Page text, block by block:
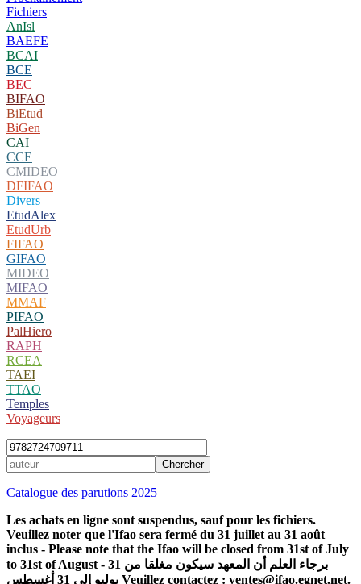
Fichiers
AnIsl
BAEFE
BCAI
BCE
BEC
BIFAO
BiEtud
BiGen
CAI
CCE
CMIDEO
DFIFAO
Divers
EtudAlex
EtudUrb
FIFAO
GIFAO
MIDEO
MIFAO
MMAF
PIFAO
PalHiero
RAPH
RCEA
TAEI
TTAO
Temples
Voyageurs
Catalogue des parutions 2025
Les achats en ligne sont suspendus, sauf pour les fichiers.
Veuillez noter que l'Ifao sera fermé du 31 juillet au 31 août
inclus - Please note that the Ifao will be closed from 31st of July
to 31st of August - برجاء العلم أن المعهد سيكون مغلقا من 31
يوليو إلى 31 أغسطس Veuillez contactez : ventes@ifao.egnet.net.